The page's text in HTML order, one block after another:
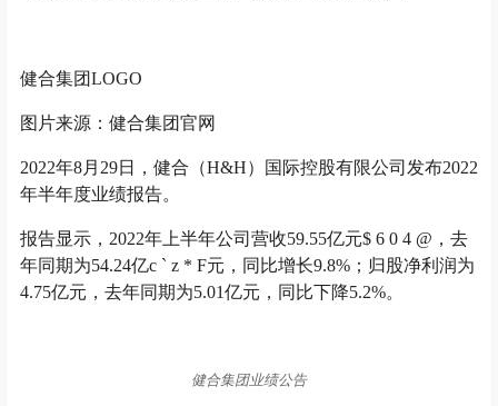
健合集团LOGO
图片来源：健合集团官网
2022年8月29日，健合（H&H）国际控股有限公司发布2022
年半年度业绩报告。
报告显示，2022年上半年公司营收59.55亿元$ 6 0 4 @ ，去
年同期为54.24亿c ` z * F元，同比增长9.8%；归股净利润为
4.75亿元，去年同期为5.01亿元，同比下降5.2%。
健合集团业绩公告